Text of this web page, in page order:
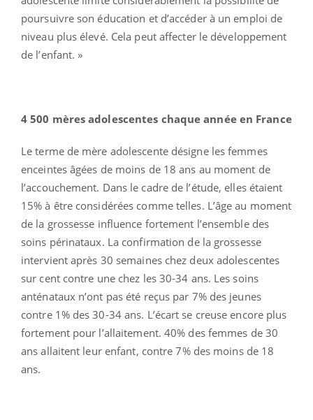
poursuivre son éducation et d’accéder à un emploi de
niveau plus élevé. Cela peut affecter le développement
de l’enfant. »
4 500 mères adolescentes chaque année en France
Le terme de mère adolescente désigne les femmes
enceintes âgées de moins de 18 ans au moment de
l’accouchement. Dans le cadre de l’étude, elles étaient
15% à être considérées comme telles. L’âge au moment
de la grossesse influence fortement l’ensemble des
soins périnataux. La confirmation de la grossesse
intervient après 30 semaines chez deux adolescentes
sur cent contre une chez les 30-34 ans. Les soins
anténataux n’ont pas été reçus par 7% des jeunes
contre 1% des 30-34 ans. L’écart se creuse encore plus
fortement pour l’allaitement. 40% des femmes de 30
ans allaitent leur enfant, contre 7% des moins de 18
ans.